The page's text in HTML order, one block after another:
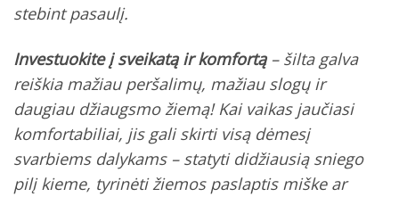
stebint pasaulį.
Investuokite į sveikatą ir komfortą– šilta galva
reiškia mažiau peršalimų, mažiau slogų ir
daugiau džiaugsmo žiemą! Kai vaikas jaučiasi
komfortabiliai, jis gali skirti visą dėmesį
svarbiems dalykams – statyti didžiausią sniego
pilį kieme, tyrinėti žiemos paslaptis miške ar